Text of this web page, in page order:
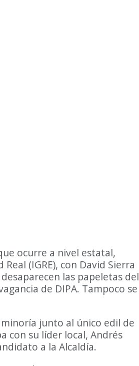
ocurre a nivel estatal,
(IGRE), con David Sierra
las papeletas del
de DIPA. Tampoco se
junto al único edil de
con su líder local, Andrés
a la Alcaldía.